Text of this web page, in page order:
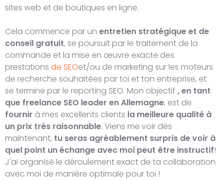
sites web et de boutiques en ligne.
Cela commence par un entretien stratégique et de
conseil gratuit, se poursuit par le traitement de la
commande et la mise en œuvre exacte des
prestations de SEOet/ou de marketing sur les moteurs
de recherche souhaitées par toi et ton entreprise, et
se termine par le reporting SEO. Mon objectif , en tant
que freelance SEO leader en Allemagne, est de
fournir à mes excellents clients la meilleure qualité à
un prix très raisonnable. Viens me voir dès
maintenant, tu seras agréablement surpris de voir à
quel point un échange avec moi peut être instructif!
J'ai organisé le déroulement exact de ta collaboration
avec moi de manière optimale pour toi !